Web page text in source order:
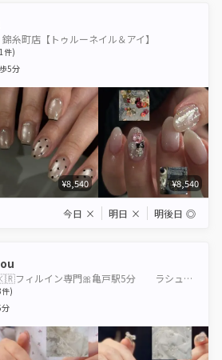
錦糸町店【トゥルーネイル＆アイ】
件)
5分
¥8,540 ¥8,540
今日 × 明日 × 明後日 ◎
韓国パーツ豊富🇰🇷フィルイン専門🎀亀戸駅5分 ラシュシュ
件)